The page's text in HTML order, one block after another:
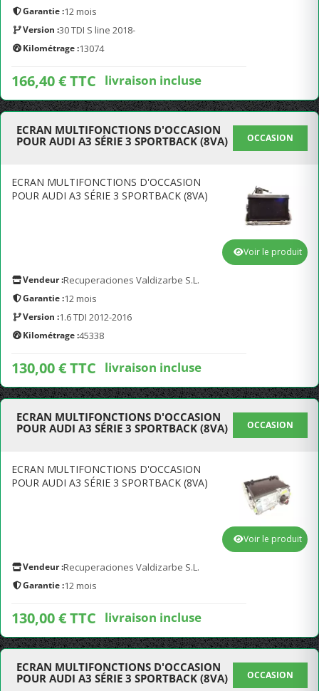
Garantie :12 mois
Version :30 TDI S line 2018-
Kilométrage :13074
166,40 € TTC livraison incluse
ECRAN MULTIFONCTIONS D'OCCASION
POUR AUDI A3 SÉRIE 3 SPORTBACK (8VA)
OCCASION
ECRAN MULTIFONCTIONS D'OCCASION
POUR AUDI A3 SÉRIE 3 SPORTBACK (8VA)
Vendeur :Recuperaciones Valdizarbe S.L.
Garantie :12 mois
Version :1.6 TDI 2012-2016
Kilométrage :45338
130,00 € TTC livraison incluse
Voir le produit
ECRAN MULTIFONCTIONS D'OCCASION
POUR AUDI A3 SÉRIE 3 SPORTBACK (8VA)
OCCASION
ECRAN MULTIFONCTIONS D'OCCASION
POUR AUDI A3 SÉRIE 3 SPORTBACK (8VA)
Vendeur :Recuperaciones Valdizarbe S.L.
Garantie :12 mois
130,00 € TTC livraison incluse
Voir le produit
ECRAN MULTIFONCTIONS D'OCCASION
POUR AUDI A3 SÉRIE 3 SPORTBACK (8VA)
OCCASION